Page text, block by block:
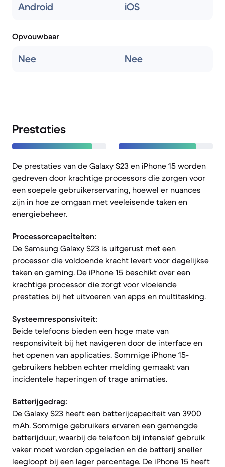
Android iOS
Opvouwbaar
Nee Nee
Prestaties
De prestaties van de Galaxy S23 en iPhone 15 worden
gedreven door krachtige processors die zorgen voor
een soepele gebruikerservaring, hoewel er nuances
zijn in hoe ze omgaan met veeleisende taken en
energiebeheer.
Processorcapaciteiten:
De Samsung Galaxy S23 is uitgerust met een
processor die voldoende kracht levert voor dagelijkse
taken en gaming. De iPhone 15 beschikt over een
krachtige processor die zorgt voor vloeiende
prestaties bij het uitvoeren van apps en multitasking.
Systeemresponsiviteit:
Beide telefoons bieden een hoge mate van
responsiviteit bij het navigeren door de interface en
het openen van applicaties. Sommige iPhone 15-
gebruikers hebben echter melding gemaakt van
incidentele haperingen of trage animaties.
Batterijgedrag:
De Galaxy S23 heeft een batterijcapaciteit van 3900
mAh. Sommige gebruikers ervaren een gemengde
batterijduur, waarbij de telefoon bij intensief gebruik
vaker moet worden opgeladen en de batterij sneller
leegloopt bij een lager percentage. De iPhone 15 heeft